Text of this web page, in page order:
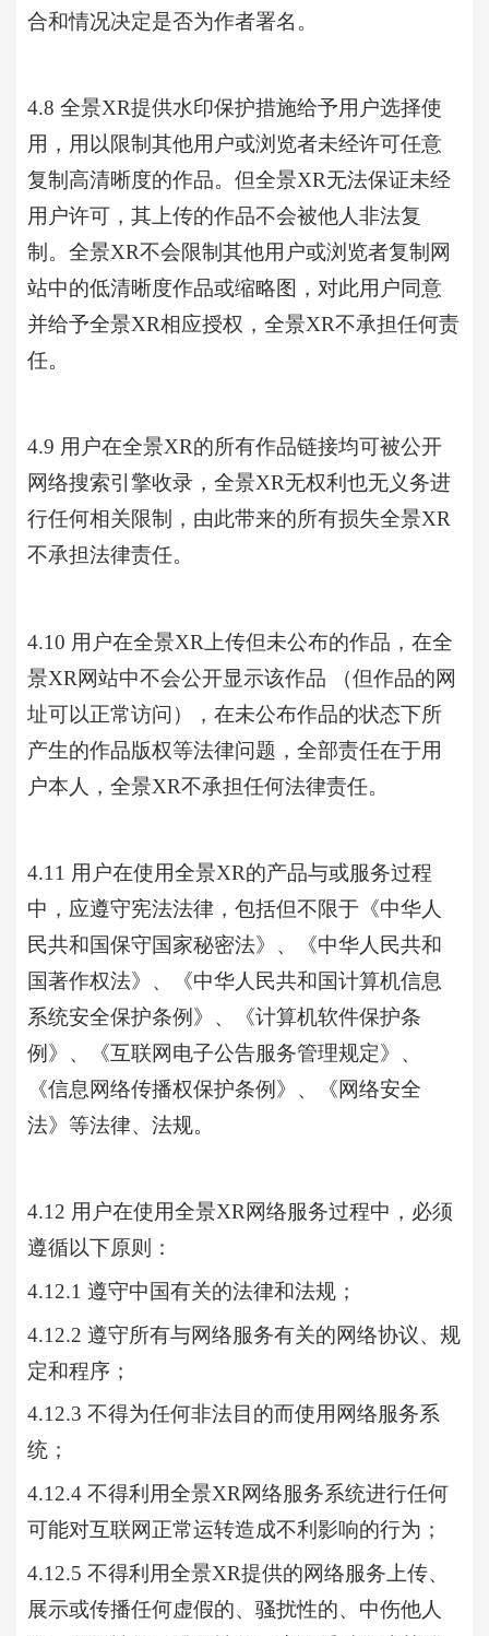
合和情况决定是否为作者署名。
4.8 全景XR提供水印保护措施给予用户选择使
用，用以限制其他用户或浏览者未经许可任意
复制高清晰度的作品。但全景XR无法保证未经
用户许可，其上传的作品不会被他人非法复
制。全景XR不会限制其他用户或浏览者复制网
站中的低清晰度作品或缩略图，对此用户同意
并给予全景XR相应授权，全景XR不承担任何责
任。
4.9 用户在全景XR的所有作品链接均可被公开
网络搜索引擎收录，全景XR无权利也无义务进
行任何相关限制，由此带来的所有损失全景XR
不承担法律责任。
4.10 用户在全景XR上传但未公布的作品，在全
景XR网站中不会公开显示该作品 （但作品的网
址可以正常访问），在未公布作品的状态下所
产生的作品版权等法律问题，全部责任在于用
户本人，全景XR不承担任何法律责任。
4.11 用户在使用全景XR的产品与或服务过程
中，应遵守宪法法律，包括但不限于《中华人
民共和国保守国家秘密法》、《中华人民共和
国著作权法》、《中华人民共和国计算机信息
系统安全保护条例》、《计算机软件保护条
例》、《互联网电子公告服务管理规定》、
《信息网络传播权保护条例》、《网络安全
法》等法律、法规。
4.12 用户在使用全景XR网络服务过程中，必须
遵循以下原则：
4.12.1 遵守中国有关的法律和法规；
4.12.2 遵守所有与网络服务有关的网络协议、规
定和程序；
4.12.3 不得为任何非法目的而使用网络服务系
统；
4.12.4 不得利用全景XR网络服务系统进行任何
可能对互联网正常运转造成不利影响的行为；
4.12.5 不得利用全景XR提供的网络服务上传、
展示或传播任何虚假的、骚扰性的、中伤他人